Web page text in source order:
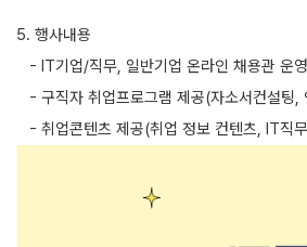
5. 행사내용
- IT기업/직무, 일반기업 온라인 채용관 운영
- 구직자 취업프로그램 제공(자소서컨설팅,
- 취업콘텐츠 제공(취업 정보 컨텐츠, IT직